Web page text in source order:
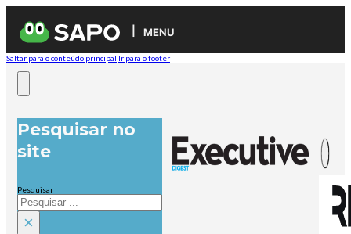
MENU
Saltar para o conteúdo principal Ir para o footer
Pesquisar no
site
Pesquisar
×